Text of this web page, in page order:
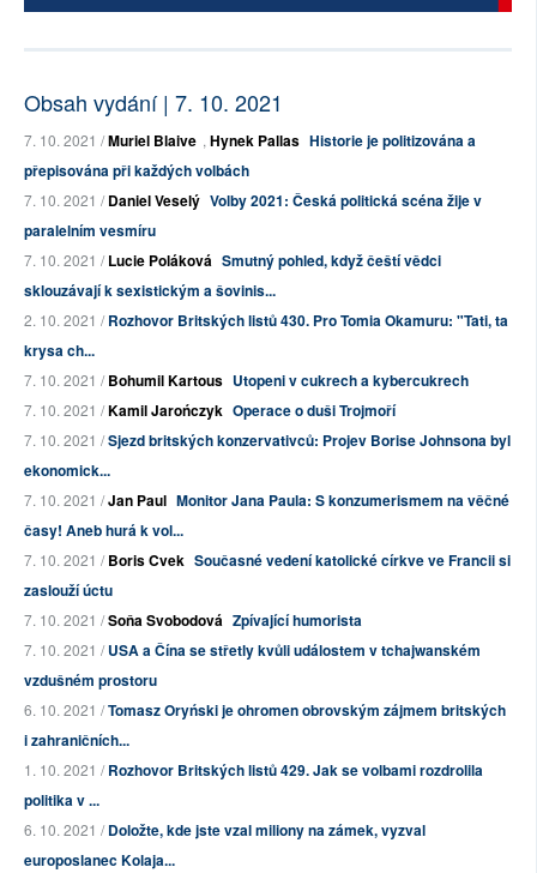
Obsah vydání | 7. 10. 2021
7. 10. 2021 /Muriel Blaive , Hynek Pallas Historie je politizována a
přepisována při každých volbách
7. 10. 2021 /Daniel Veselý Volby 2021: Česká politická scéna žije v
paralelním vesmíru
7. 10. 2021 /Lucie Poláková Smutný pohled, když čeští vědci
sklouzávají k sexistickým a šovinis...
2. 10. 2021 /Rozhovor Britských listů 430. Pro Tomia Okamuru: "Tati, ta
krysa ch...
7. 10. 2021 /Bohumil Kartous Utopeni v cukrech a kybercukrech
7. 10. 2021 /Kamil Jarończyk Operace o duši Trojmoří
7. 10. 2021 /Sjezd britských konzervativců: Projev Borise Johnsona byl
ekonomick...
7. 10. 2021 /Jan Paul Monitor Jana Paula: S konzumerismem na věčné
časy! Aneb hurá k vol...
7. 10. 2021 /Boris Cvek Současné vedení katolické církve ve Francii si
zaslouží úctu
7. 10. 2021 /Soňa Svobodová Zpívající humorista
7. 10. 2021 /USA a Čína se střetly kvůli událostem v tchajwanském
vzdušném prostoru
6. 10. 2021 /Tomasz Oryński je ohromen obrovským zájmem britských
i zahraničních...
1. 10. 2021 /Rozhovor Britských listů 429. Jak se volbami rozdrolila
politika v ...
6. 10. 2021 /Doložte, kde jste vzal miliony na zámek, vyzval
europoslanec Kolaja...